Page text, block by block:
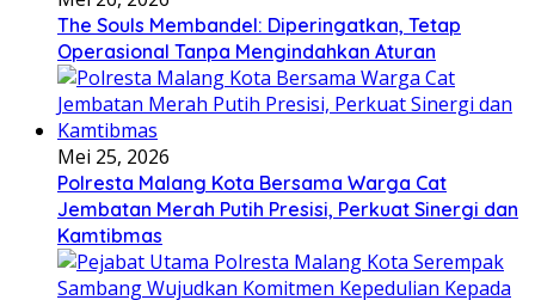
The Souls Membandel: Diperingatkan, Tetap
Operasional Tanpa Mengindahkan Aturan
Mei 25, 2026
Polresta Malang Kota Bersama Warga Cat
Jembatan Merah Putih Presisi, Perkuat Sinergi dan
Kamtibmas